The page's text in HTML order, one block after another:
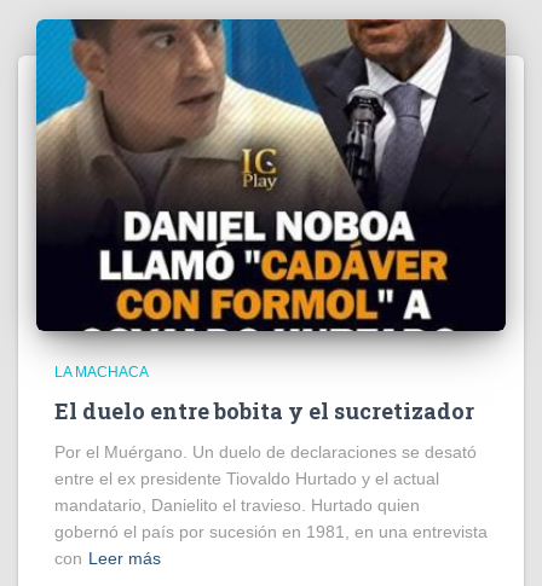
LA MACHACA
El duelo entre bobita y el sucretizador
Por el Muérgano. Un duelo de declaraciones se desató
entre el ex presidente Tiovaldo Hurtado y el actual
mandatario, Danielito el travieso. Hurtado quien
gobernó el país por sucesión en 1981, en una entrevista
con Leer más